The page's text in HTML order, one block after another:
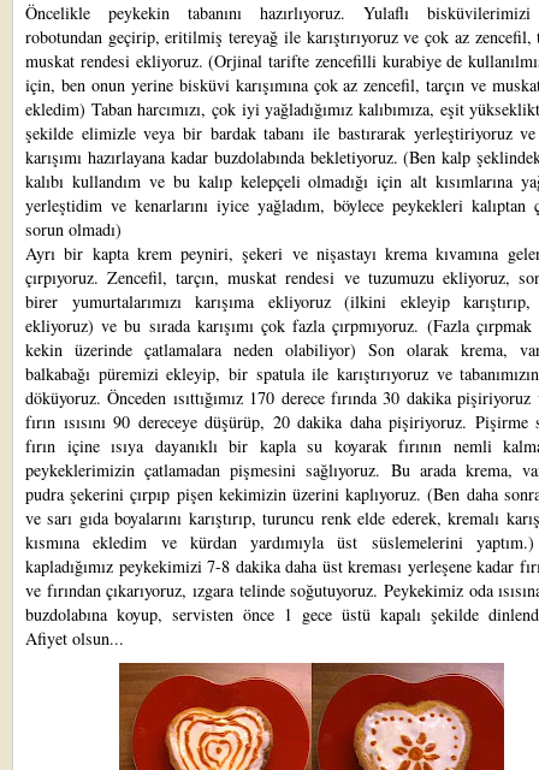
Öncelikle peykekin tabanını hazırlıyoruz. Yulaflı
robotundan geçirip, eritilmiş tereyağ ile karıştırıyoruz ve çok az zencefil,
muskat rendesi ekliyoruz. (Orjinal tarifte zencefilli kurabiye de
için, ben onun yerine bisküvi karışımına çok az zencefil, tarçın ve
ekledim) Taban harcımızı, çok iyi yağladığımız kalıbımıza, eşit
şekilde elimizle veya bir bardak tabanı ile bastırarak yerleştiriyoruz
karışımı hazırlayana kadar buzdolabında bekletiyoruz. (Ben kalp
kalıbı kullandım ve bu kalıp kelepçeli olmadığı için alt kısımlarına
yerleştidim ve kenarlarını iyice yağladım, böylece peykekleri kalıptan
sorun olmadı)
Ayrı bir kapta krem peyniri, şekeri ve nişastayı krema kıvamına
çırpıyoruz. Zencefil, tarçın, muskat rendesi ve tuzumuzu ekliyoruz,
birer yumurtalarımızı karışıma ekliyoruz (ilkini ekleyip
ekliyoruz) ve bu sırada karışımı çok fazla çırpmıyoruz. (Fazla çırpmak
kekin üzerinde çatlamalara neden olabiliyor) Son olarak krema,
balkabağı püremizi ekleyip, bir spatula ile karıştırıyoruz ve
döküyoruz. Önceden ısıttığımız 170 derece fırında 30 dakika
fırın ısısını 90 dereceye düşürüp, 20 dakika daha pişiriyoruz. Pişirme
fırın içine ısıya dayanıklı bir kapla su koyarak fırının nemli
peykeklerimizin çatlamadan pişmesini sağlıyoruz. Bu arada krema,
pudra şekerini çırpıp pişen kekimizin üzerini kaplıyoruz. (Ben daha sonra
ve sarı gıda boyalarını karıştırıp, turuncu renk elde ederek, kremalı
kısmına ekledim ve kürdan yardımıyla üst süslemelerini
kapladığımız peykekimizi 7-8 dakika daha üst kreması yerleşene kadar
ve fırından çıkarıyoruz, ızgara telinde soğutuyoruz. Peykekimiz oda
buzdolabına koyup, servisten önce 1 gece üstü kapalı şekilde
Afiyet olsun...